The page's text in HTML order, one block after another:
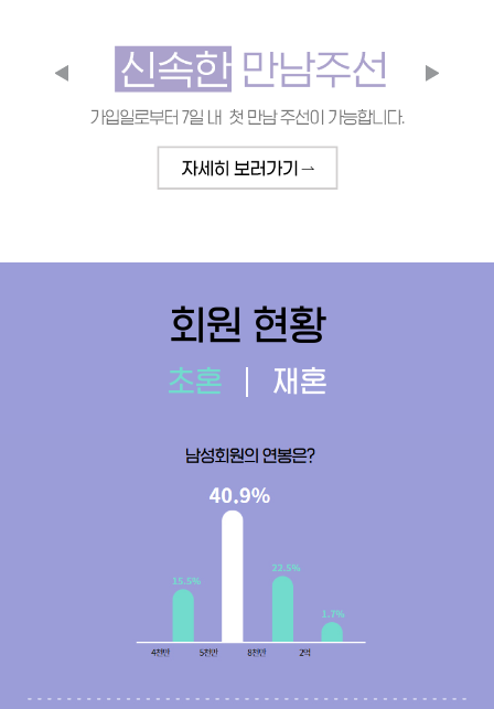
회원 현황
초혼 재혼